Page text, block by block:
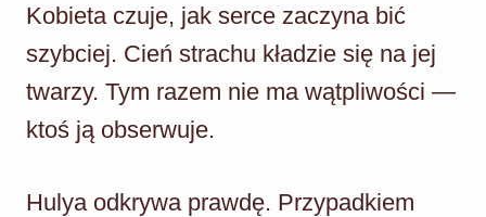
Kobieta czuje, jak serce zaczyna bić
szybciej. Cień strachu kładzie się na jej
twarzy. Tym razem nie ma wątpliwości —
ktoś ją obserwuje.
Hulya odkrywa prawdę. Przypadkiem